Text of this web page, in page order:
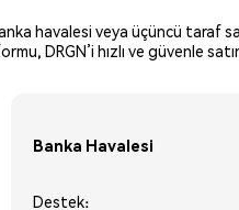
havalesi veya üçüncü taraf
DRGN’i hızlı ve güvenle
Banka Havalesi
Destek: